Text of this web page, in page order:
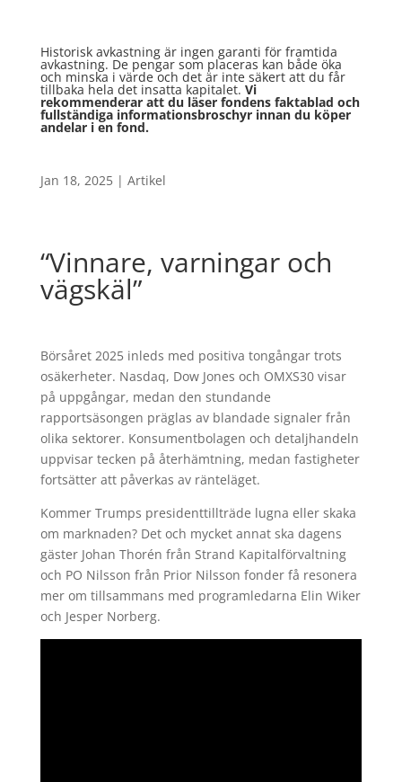
Historisk avkastning är ingen garanti för framtida
avkastning. De pengar som placeras kan både öka
och minska i värde och det är inte säkert att du får
tillbaka hela det insatta kapitalet. Vi
rekommenderar att du läser fondens faktablad och
fullständiga informationsbroschyr innan du köper
andelar i en fond.
Jan 18, 2025| Artikel
“Vinnare, varningar och
vägskäl”
Börsåret 2025 inleds med positiva tongångar trots
osäkerheter. Nasdaq, Dow Jones och OMXS30 visar
på uppgångar, medan den stundande
rapportsäsongen präglas av blandade signaler från
olika sektorer. Konsumentbolagen och detaljhandeln
uppvisar tecken på återhämtning, medan fastigheter
fortsätter att påverkas av ränteläget.
Kommer Trumps presidenttillträde lugna eller skaka
om marknaden? Det och mycket annat ska dagens
gäster Johan Thorén från Strand Kapitalförvaltning
och PO Nilsson från Prior Nilsson fonder få resonera
mer om tillsammans med programledarna Elin Wiker
och Jesper Norberg.